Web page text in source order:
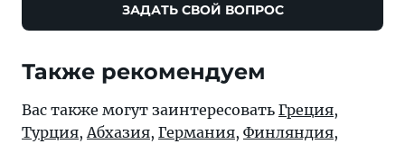
ЗАДАТЬ СВОЙ ВОПРОС
Также рекомендуем
Вас также могут заинтересовать Греция,
Турция, Абхазия, Германия, Финляндия,